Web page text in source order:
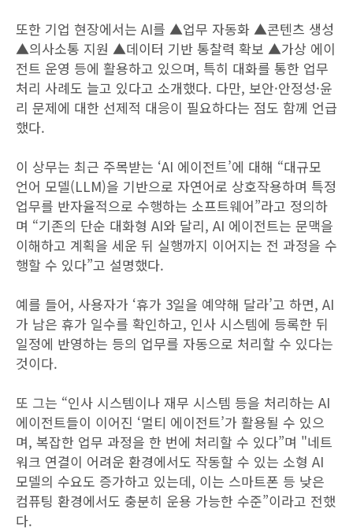
또한 기업 현장에서는 AI를 ▲업무 자동화 ▲콘텐츠 생성
▲의사소통 지원 ▲데이터 기반 통찰력 확보 ▲가상 에이
전트 운영 등에 활용하고 있으며, 특히 대화를 통한 업무
처리 사례도 늘고 있다고 소개했다. 다만, 보안·안정성·윤
리 문제에 대한 선제적 대응이 필요하다는 점도 함께 언급
했다.
이 상무는 최근 주목받는 ‘AI 에이전트’에 대해 “대규모
언어 모델(LLM)을 기반으로 자연어로 상호작용하며 특정
업무를 반자율적으로 수행하는 소프트웨어”라고 정의하
며 “기존의 단순 대화형 AI와 달리, AI 에이전트는 문맥을
이해하고 계획을 세운 뒤 실행까지 이어지는 전 과정을 수
행할 수 있다”고 설명했다.
예를 들어, 사용자가 ‘휴가 3일을 예약해 달라’고 하면, AI
가 남은 휴가 일수를 확인하고, 인사 시스템에 등록한 뒤
일정에 반영하는 등의 업무를 자동으로 처리할 수 있다는
것이다.
또 그는 “인사 시스템이나 재무 시스템 등을 처리하는 AI
에이전트들이 이어진 ‘멀티 에이전트’가 활용될 수 있으
며, 복잡한 업무 과정을 한 번에 처리할 수 있다”며 "네트
워크 연결이 어려운 환경에서도 작동할 수 있는 소형 AI
모델의 수요도 증가하고 있는데, 이는 스마트폰 등 낮은
컴퓨팅 환경에서도 충분히 운용 가능한 수준”이라고 전했
다.